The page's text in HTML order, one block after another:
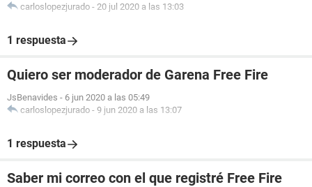
carloslopezjurado - 20 jul 2020 a las 13:03
1 respuesta
Quiero ser moderador de Garena Free Fire
JsBenavides - 6 jun 2020 a las 05:49
carloslopezjurado - 9 jun 2020 a las 13:07
1 respuesta
Saber mi correo con el que registré Free Fire